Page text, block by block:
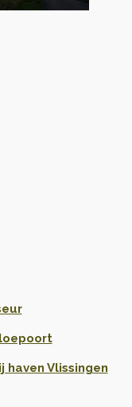
haven Vlissingen